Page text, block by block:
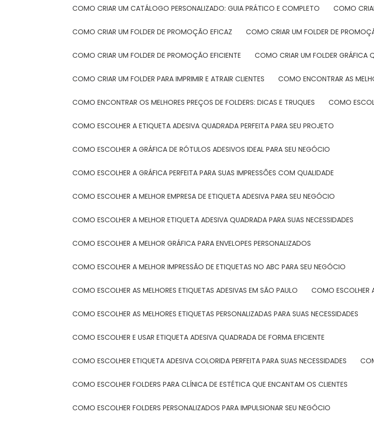
COMO CRIAR UM CATÁLOGO PERSONALIZADO: GUIA PRÁTICO E COMPLETO COMO
COMO CRIAR UM FOLDER DE PROMOÇÃO EFICAZ COMO CRIAR UM FOLDER DE
COMO CRIAR UM FOLDER DE PROMOÇÃO EFICIENTE COMO CRIAR UM FOLDER GRÁFICA
COMO CRIAR UM FOLDER PARA IMPRIMIR E ATRAIR CLIENTES COMO ENCONTRAR AS
COMO ENCONTRAR OS MELHORES PREÇOS DE FOLDERS: DICAS E TRUQUES COMO
COMO ESCOLHER A ETIQUETA ADESIVA QUADRADA PERFEITA PARA SEU PROJETO
COMO ESCOLHER A GRÁFICA DE RÓTULOS ADESIVOS IDEAL PARA SEU NEGÓCIO
COMO ESCOLHER A GRÁFICA PERFEITA PARA SUAS IMPRESSÕES COM QUALIDADE
COMO ESCOLHER A MELHOR EMPRESA DE ETIQUETA ADESIVA PARA SEU NEGÓCIO
COMO ESCOLHER A MELHOR ETIQUETA ADESIVA QUADRADA PARA SUAS NECESSIDADES
COMO ESCOLHER A MELHOR GRÁFICA PARA ENVELOPES PERSONALIZADOS
COMO ESCOLHER A MELHOR IMPRESSÃO DE ETIQUETAS NO ABC PARA SEU NEGÓCIO
COMO ESCOLHER AS MELHORES ETIQUETAS ADESIVAS EM SÃO PAULO COMO
COMO ESCOLHER AS MELHORES ETIQUETAS PERSONALIZADAS PARA SUAS NECESSIDADES
COMO ESCOLHER E USAR ETIQUETA ADESIVA QUADRADA DE FORMA EFICIENTE
COMO ESCOLHER ETIQUETA ADESIVA COLORIDA PERFEITA PARA SUAS NECESSIDADES
COMO ESCOLHER FOLDERS PARA CLÍNICA DE ESTÉTICA QUE ENCANTAM OS CLIENTES
COMO ESCOLHER FOLDERS PERSONALIZADOS PARA IMPULSIONAR SEU NEGÓCIO